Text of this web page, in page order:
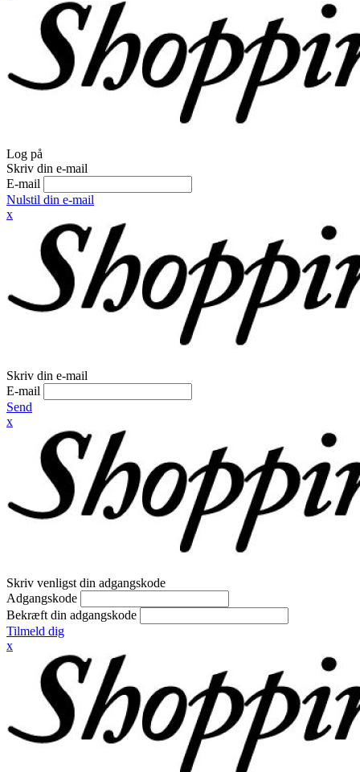
Log på
Skriv din e-mail
E-mail
Nulstil din e-mail
x
Skriv din e-mail
E-mail
Send
x
Skriv venligst din adgangskode
Adgangskode
Bekræft din adgangskode
Tilmeld dig
x